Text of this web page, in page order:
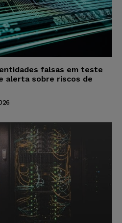
falsas em teste
alerta sobre riscos de